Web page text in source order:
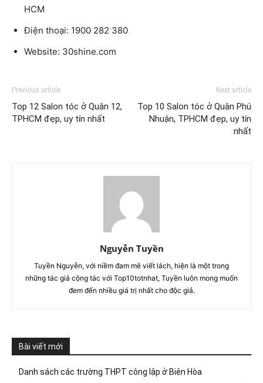
HCM
Điện thoại: 1900 282 380
Website: 30shine.com
Previous article
Top 12 Salon tóc ở Quận 12,
TPHCM đẹp, uy tín nhất
Next article
Top 10 Salon tóc ở Quận Phú
Nhuận, TPHCM đẹp, uy tín
nhất
Nguyễn Tuyền
Tuyền Nguyễn, với niềm đam mê viết lách, hiện là một trong
những tác giả cộng tác với Top10totnhat, Tuyền luôn mong muốn
đem đến nhiều giá trị nhất cho độc giả.
Bài viết mới
Danh sách các trường THPT công lập ở Biên Hòa